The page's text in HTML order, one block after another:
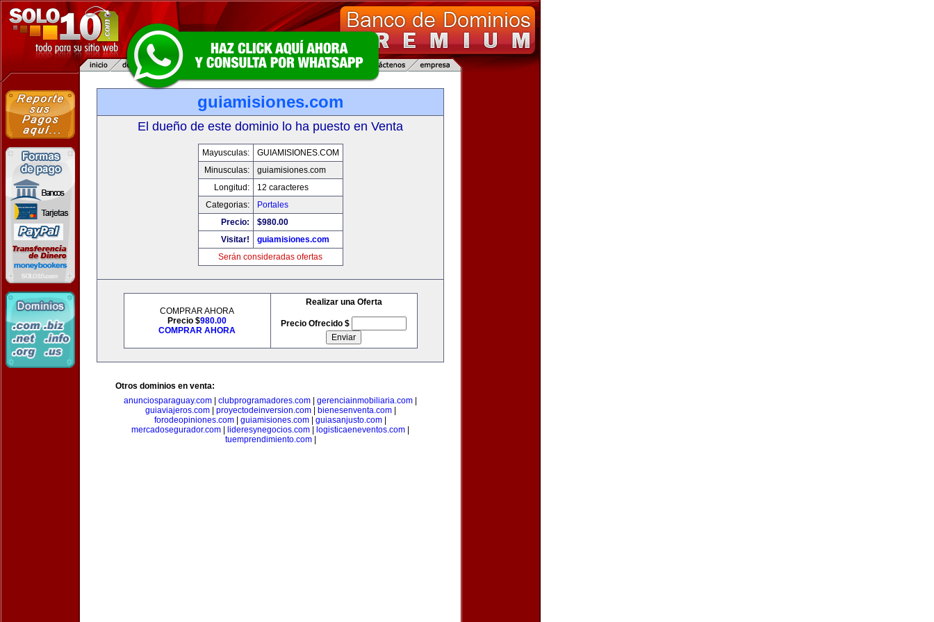
guiamisiones.com
El dueño de este dominio lo ha puesto en Venta
Mayusculas:
GUIAMISIONES.COM
Minusculas:
guiamisiones.com
Longitud:
12 caracteres
Categorias:
Portales
Precio:
$980.00
Visitar!
guiamisiones.com
Serán consideradas ofertas
COMPRAR AHORA
Precio $980.00
COMPRAR AHORA
Realizar una Oferta
Precio Ofrecido $
Otros dominios en venta:
anunciosparaguay.com
clubprogramadores.com gerenciainmobiliaria.com
guiaviajeros.com| proyectodeinversion.com| bienesenventa.com|
forodeopiniones.com
guiamisiones.com guiasanjusto.com
mercadosegurador.com
lideresynegocios.com logisticaeneventos.com
tuemprendimiento.com|